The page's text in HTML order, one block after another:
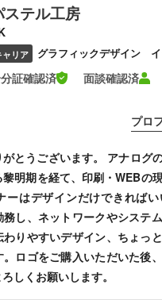
ステル工房
ャリア グラフィックデザイン イ
証確認済 面談確認済
プロ
とうございます。 アナログ
明期を経て、印刷・WEBの
ーはデザインだけできれば
務し、ネットワークやシステ
りやすいデザイン、ちょっ
ロゴをご購入いただいた後
しくお願いします。